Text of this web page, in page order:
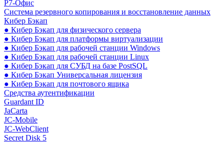
Р7-Офис
Система резервного копирования и восстановление данных
Кибер Бэкап
● Кибер Бэкап для физического сервера
● Кибер Бэкап для платформы виртуализации
● Кибер Бэкап для рабочей станции Windows
● Кибер Бэкап для рабочей станции Linux
● Кибер Бэкап для СУБД на базе PostSQL
● Кибер Бэкап Универсальная лицензия
● Кибер Бэкап для почтового ящика
Средства аутентификации
Guardant ID
JaCarta
JC-Mobile
JC-WebClient
Secret Disk 5